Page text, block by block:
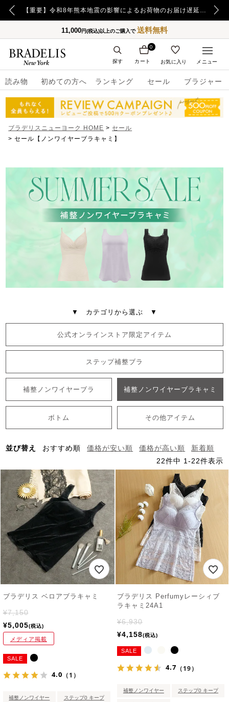
【重要】令和8年熊本地震の影響によるお荷物のお届け遅延について
11,000円(税込)以上のご購入で送料無料
読み物 初めての方へ ランキング セール ブラジャー
カート
0
お気に入り
探す メニュー
ブラデリスニューヨーク HOME
セール
セール【ノンワイヤーブラキャミ】
▼ カテゴリから選ぶ ▼
公式オンラインストア限定アイテム
ステップ補整ブラ
補整ノンワイヤーブラ 補整ノンワイヤーブラキャミ
ボトム その他アイテム
並び替え おすすめ順 価格が安い順 価格が高い順
新着順
22件中 1 -22件表示
ブラデリス ベロアブラキャミ
¥7,150
¥5,005 税込
メディア掲載
SALE
4.0 （1）
補整ノンワイヤー ステップ0 キープ
ブラデリス Perfumyレーシィブ
ラキャミ24A1
¥6,930
¥4,158 税込
SALE
4.7 （19）
補整ノンワイヤー ステップ0 キープ